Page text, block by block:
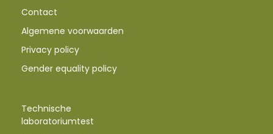
Contact
Algemene voorwaarden
Privacy policy
Gender equality policy
Technische
laboratoriumtest